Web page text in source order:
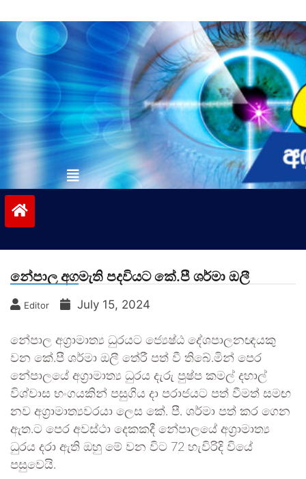
to
contentvinivida.lk
නේපාල අගමැති පදවියට කේ.පී ශර්මා ඔලී
Editor July 15, 2024
නේපාල අග්‍රාමාත්‍ය ධුරයට ජ්‍යෙෂ්ඨ දේශපාලනඥයකු
වන කේ.පී ශර්මා ඔලී තේරී පත් වී තිබේ.මින් පෙර
නේපාලයේ අග්‍රාමාත්‍ය ධුරය දැරු පුෂ්ප කමල් දහාල්
විශ්වාස භංගයකින් පසුගිය දා පරාජයට පත් වීමත් සමඟ
නව අග්‍රාමාත්‍යවරයා ලෙස කේ. පී. ශර්මා පත් කර ගෙන
ඇත.ට පෙර අවස්ථා දෙකකදී නේපාලයේ අග්‍රාමාත්‍ය
ධුරය දරා ඇති ඔහු මේ වන විට 72 හැවිරිදි වියේ
පසුවෙයි.